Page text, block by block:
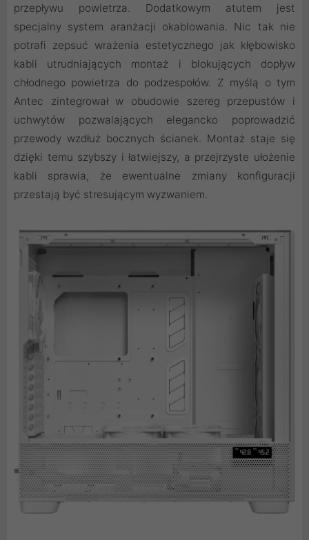
przepływu powietrza. Dodatkowym atutem jest
specjalny system aranżacji okablowania. Nic tak nie
potrafi zepsuć wrażenia estetycznego jak kłębowisko
kabli utrudniających montaż i blokujących dopływ
chłodnego powietrza do podzespołów. Z myślą o tym
Antec zintegrował w obudowie szereg przepustów i
uchwytów pozwalających elegancko poprowadzić
przewody wzdłuż bocznych ścianek. Montaż staje się
dzięki temu szybszy i łatwiejszy, a przejrzyste ułożenie
kabli sprawia, że ewentualne zmiany konfiguracji
przestają być stresującym wyzwaniem.